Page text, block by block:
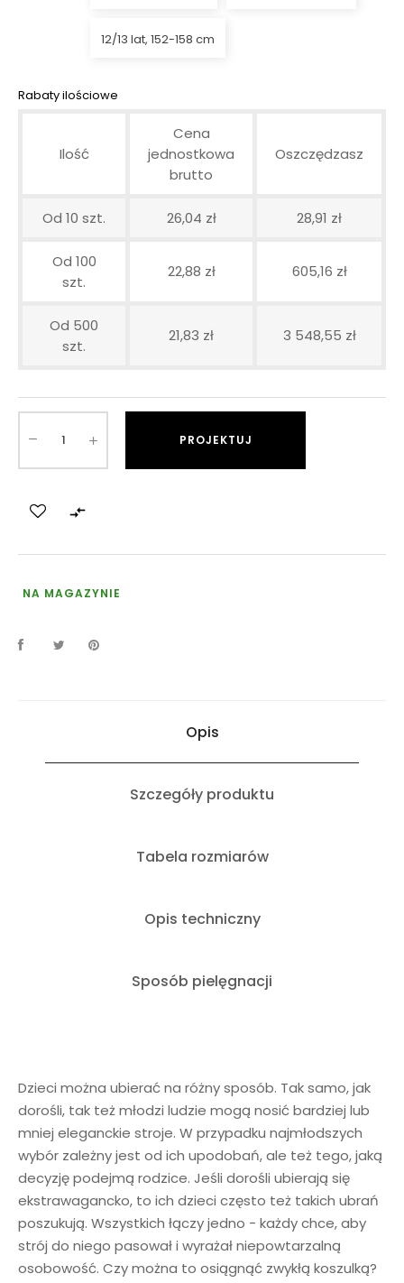
12/13 lat, 152-158 cm
Rabaty ilościowe
Ilość
Cena
jednostkowa
brutto
Oszczędzasz
Od 10 szt. 26,04 zł 28,91 zł
Od 100
szt.
22,88 zł 605,16 zł
Od 500
szt.
21,83 zł 3 548,55 zł
PROJEKTUJ

NA MAGAZYNIE
Opis
Szczegóły produktu
Tabela rozmiarów
Opis techniczny
Sposób pielęgnacji
Dzieci można ubierać na różny sposób. Tak samo, jak
dorośli, tak też młodzi ludzie mogą nosić bardziej lub
mniej eleganckie stroje. W przypadku najmłodszych
wybór zależny jest od ich upodobań, ale też tego, jaką
decyzję podejmą rodzice. Jeśli dorośli ubierają się
ekstrawagancko, to ich dzieci często też takich ubrań
poszukują. Wszystkich łączy jedno - każdy chce, aby
strój do niego pasował i wyrażał niepowtarzalną
osobowość. Czy można to osiągnąć zwykłą koszulką?